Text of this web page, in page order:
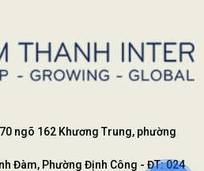
ngõ 162 Khương Trung, phường
Đàm, Phường Định Công - ĐT: 024